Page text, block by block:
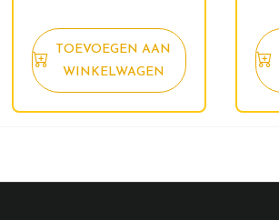
TOEVOEGEN AAN
WINKELWAGEN